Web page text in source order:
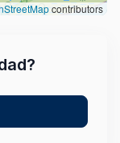
contributors